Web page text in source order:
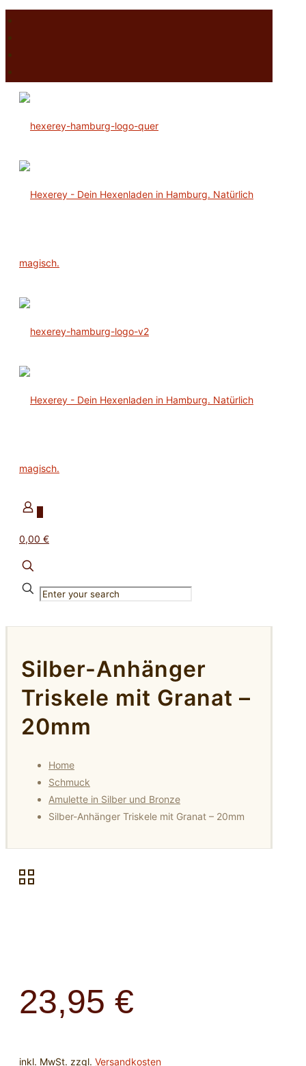
0,00 €
Silber-Anhänger
Triskele mit Granat –
20mm
Home
Schmuck
Amulette in Silber und Bronze
Silber-Anhänger Triskele mit Granat – 20mm
23,95 €
inkl. MwSt. zzgl. Versandkosten